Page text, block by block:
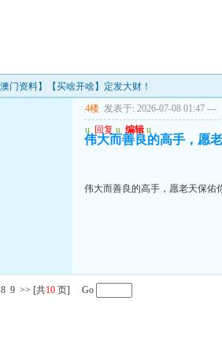
门资料】【买啥开啥】定发大财！
4楼 发表于: 2026-07-08 01:47 ---
u 回复 u 编辑 u
伟大而善良的高手，愿
伟大而善良的高手，愿老天保佑
8 9 >> [共10 页] Go